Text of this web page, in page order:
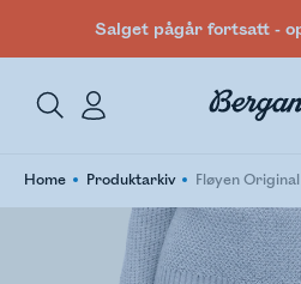
Salget pågår fortsatt -
Home Produktarkiv Fløyen